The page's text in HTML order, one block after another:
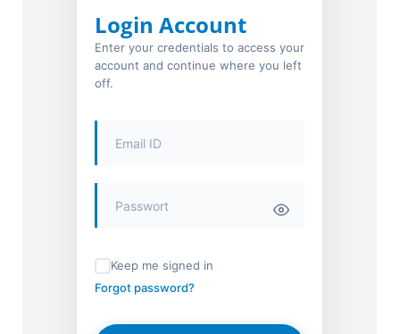
Login Account
Enter your credentials to access your
account and continue where you left
off.
Keep me signed in
Forgot password?